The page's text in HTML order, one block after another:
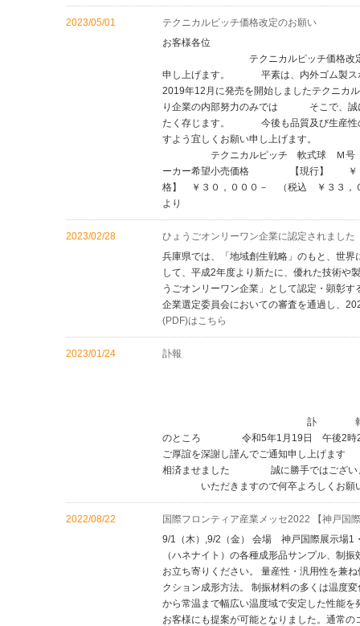
2023/05/01
テクニカルピッチ価格改定のお願い
お客様各位
テクニカルピッチ価格改定の
申し上げます。 平素は、内外ゴム製ス
2019年12月に発売を開始しましたテクニ
り企業の内部努力のみでは そこで、誠に
たく存じます。 今後も品質及び生産性
すよう宜しくお願い
テクニカルピッチ 軟式球
ーカー希望小売価格 【現行】 ￥
格】 ￥３０，０００－ （税込 ￥３
よ
2023/02/28
ひょうごオンリーワン企業に認定されました
兵庫県では、「地域創生戦略」のもと、世
して、平成2年度より新たに、優れた技術や
うごオンリーワン企業」として認定・顕彰
企業選定委員会においての審査を通過し、
(PDF)はこちら
2023/01/24
訃報
訃 報 弊社 名誉会長
のところ 令和5年1月19日 午後2時
ご厚誼を深謝し謹んでご通知申し上げま
相済ませました 誠に勝手ではございま
いただきますので何卒よろしくお
2022/08/22
国際フロンティア産業メッセ2022 【神戸国
9/1（木）,9/2（金） 会場 神戸国際展示場1
（ハネナイト）の各種成形品サンプル、制
お立ち寄りください。 量産性・汎用性を兼
クション成形方法。 制振材料の多くは温度
から常温まで幅広い温度域で安定した性能
お客様にも提案が可能となりました。通常